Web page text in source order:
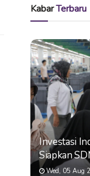
KabarTerbaru
Investasi
Siapkan
Wed, 05 Aug